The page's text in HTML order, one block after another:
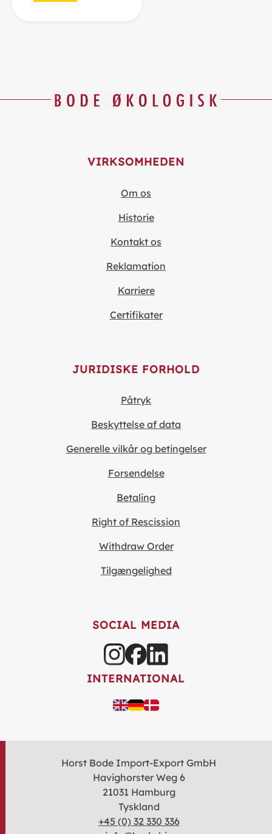
VIRKSOMHEDEN
Om os
Historie
Kontakt os
Reklamation
Karriere
Certifikater
JURIDISKE FORHOLD
Påtryk
Beskyttelse af data
Generelle vilkår og betingelser
Forsendelse
Betaling
Right of Rescission
Withdraw Order
Tilgængelighed
SOCIAL MEDIA
INTERNATIONAL
Horst Bode Import-Export GmbH
Havighorster Weg 6
21031 Hamburg
Tyskland
+45 (0) 32 330 336